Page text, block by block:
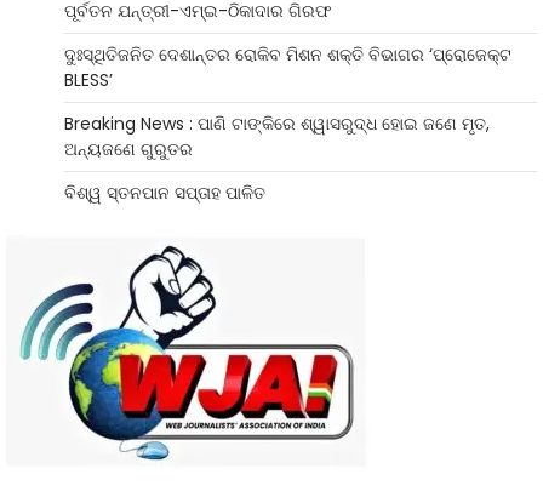
ପୂର୍ବତନ ଯନ୍ତ୍ରୀ-ଏମ୍‌ଇ-ଠିକାଦାର ଗିରଫ
ଦୁଃସ୍ଥିତିଜନିତ ଦେଶାନ୍ତର ରୋକିବ ମିଶନ ଶକ୍ତି ବିଭାଗର ‘ପ୍ରୋଜେକ୍ଟ
BLESS’
Breaking News : ପାଣି ଟାଙ୍କିରେ ଶ୍ୱାସରୁଦ୍ଧ ହୋଇ ଜଣେ ମୃତ,
ଅନ୍ୟଜଣେ ଗୁରୁତର
ବିଶ୍ୱ ସ୍ତନପାନ ସପ୍ତାହ ପାଳିତ